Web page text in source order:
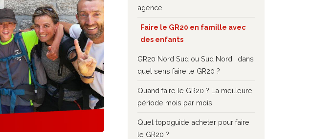
agence
Faire le GR20 en famille avec
des enfants
GR20 Nord Sud ou Sud Nord : dans
quel sens faire le GR20 ?
Quand faire le GR20 ? La meilleure
période mois par mois
Quel topoguide acheter pour faire
le GR20 ?